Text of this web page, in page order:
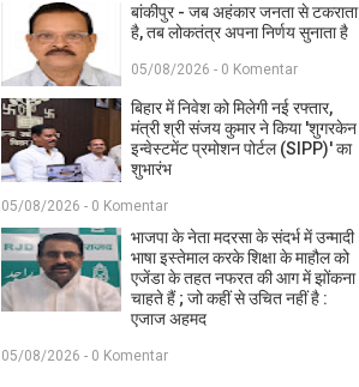
बांकीपुर - जब अहंकार जनता से टकराता
है, तब लोकतंत्र अपना निर्णय सुनाता है
05/08/2026 - 0 Komentar
बिहार में निवेश को मिलेगी नई रफ्तार,
मंत्री श्री संजय कुमार ने किया 'शुगरकेन
इन्वेस्टमेंट प्रमोशन पोर्टल (SIPP)' का
शुभारंभ
05/08/2026 - 0 Komentar
भाजपा के नेता मदरसा के संदर्भ में उन्मादी
भाषा इस्तेमाल करके शिक्षा के माहौल को
एजेंडा के तहत नफरत की आग में झोंकना
चाहते हैं ; जो कहीं से उचित नहीं है :
एजाज अहमद
05/08/2026 - 0 Komentar